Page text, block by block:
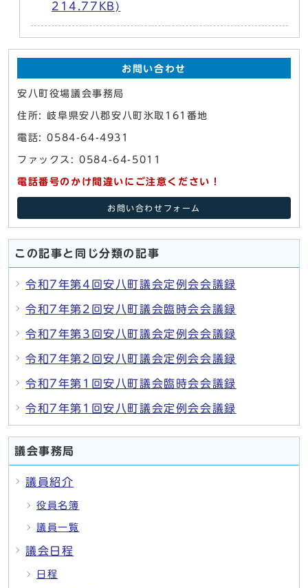
214.77KB)
お問い合わせ
安八町役場議会事務局
住所: 岐阜県安八郡安八町氷取161番地
電話: 0584-64-4931
ファックス: 0584-64-5011
電話番号のかけ間違いにご注意ください！
お問い合わせフォーム
この記事と同じ分類の記事
令和7年第4回安八町議会定例会会議録
令和7年第2回安八町議会臨時会会議録
令和7年第3回安八町議会定例会会議録
令和7年第2回安八町議会定例会会議録
令和7年第1回安八町議会臨時会会議録
令和7年第1回安八町議会定例会会議録
議会事務局
議員紹介
役員名簿
議員一覧
議会日程
日程